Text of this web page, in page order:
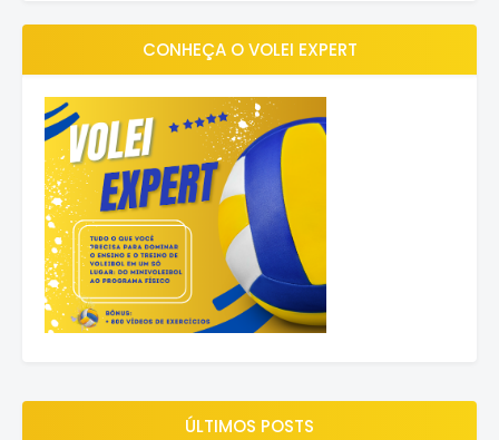
CONHEÇA O VOLEI EXPERT
ÚLTIMOS POSTS